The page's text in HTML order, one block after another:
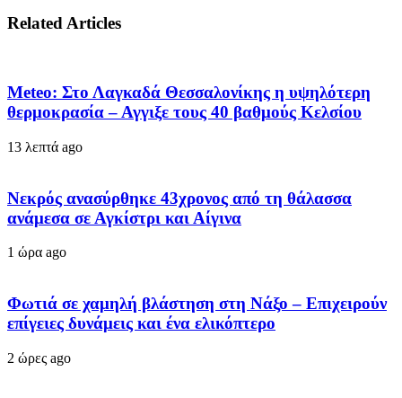
Related Articles
Meteo: Στο Λαγκαδά Θεσσαλονίκης η υψηλότερη
θερμοκρασία – Αγγιξε τους 40 βαθμούς Κελσίου
13 λεπτά ago
Νεκρός ανασύρθηκε 43χρονος από τη θάλασσα
ανάμεσα σε Αγκίστρι και Αίγινα
1 ώρα ago
Φωτιά σε χαμηλή βλάστηση στη Νάξο – Επιχειρούν
επίγειες δυνάμεις και ένα ελικόπτερο
2 ώρες ago